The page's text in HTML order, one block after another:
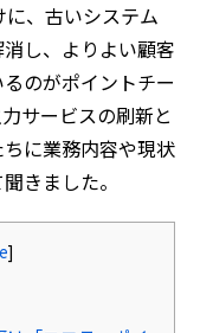
、古いシステム
し、よりよい顧客
のがポイントチー
サービスの刷新と
に業務内容や現状
きました。
]